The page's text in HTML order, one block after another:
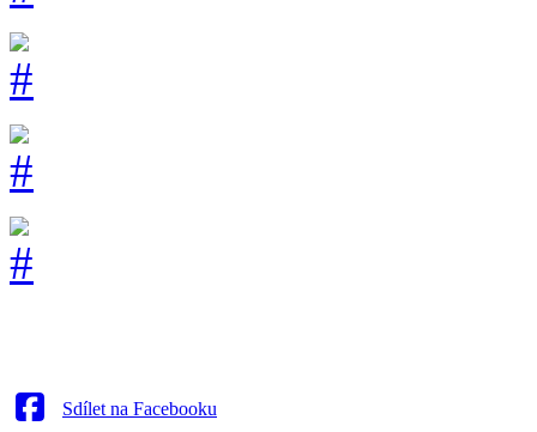
Sdílet na Facebooku